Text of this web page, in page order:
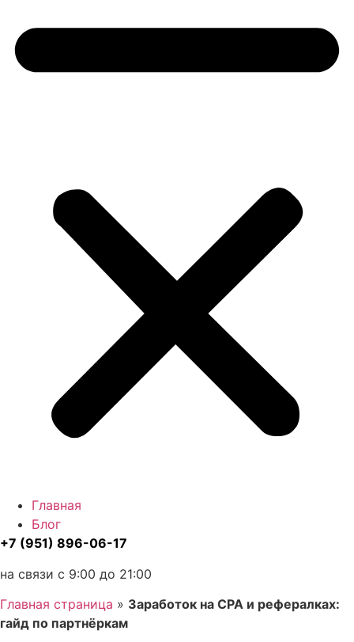
Главная
Блог
+7 (951) 896-06-17
на связи с 9:00 до 21:00
Главная страница » Заработок на CPA и рефералках:
гайд по партнёркам